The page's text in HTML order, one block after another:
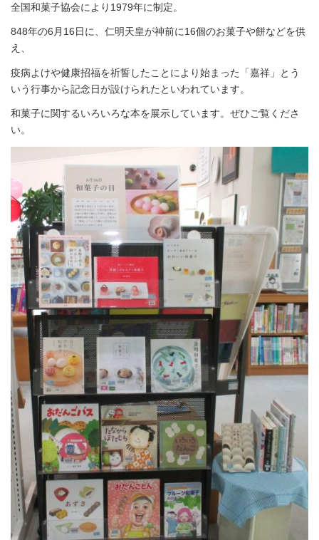
全国和菓子協会により1979年に制定。
848年の6月16日に、仁明天皇が神前に16個のお菓子や餅などを供
え、
疫病よけや健康招福を祈誓したことにより始まった「嘉祥」とう
いう行事から記念日が設けられたといわれています。
和菓子に関するいろいろな本を展示しています。ぜひご覧くださ
い。